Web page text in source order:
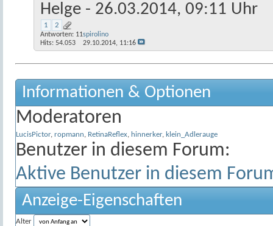
Helge - 26.03.2014, 09:11 Uhr
1 2
Antworten: 11
Hits: 54.053
spirolino
29.10.2014, 11:16
Informationen & Optionen
Moderatoren
LucisPictor, ropmann RetinaReflex hinnerker, klein_Adlerauge
Benutzer in diesem Forum:
Aktive Benutzer in diesem
Anzeige-Eigenschaften
Alter